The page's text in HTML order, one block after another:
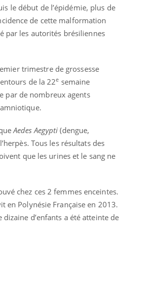
le début de l’épidémie, plus de
de cette malformation
par les autorités brésiliennes
trimestre de grossesse
de la 22e semaine
par de nombreux agents
Aedes Aegypti(dengue,
Tous les résultats des
que les urines et le sang ne
chez ces 2 femmes enceintes.
en Polynésie Française en 2013.
d’enfants a été atteinte de
& Ramadan 2026
Ramadan approche, et, pour de
une période de questions, de défis,
...